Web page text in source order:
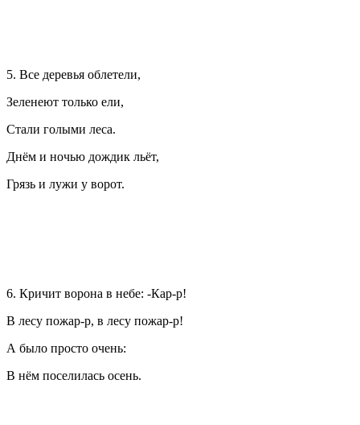
5. Все деревья облетели,
Зеленеют только ели,
Стали голыми леса.
Днём и ночью дождик льёт,
Грязь и лужи у ворот.
6. Кричит ворона в небе: -Кар-р!
В лесу пожар-р, в лесу пожар-р!
А было просто очень:
В нём поселилась осень.